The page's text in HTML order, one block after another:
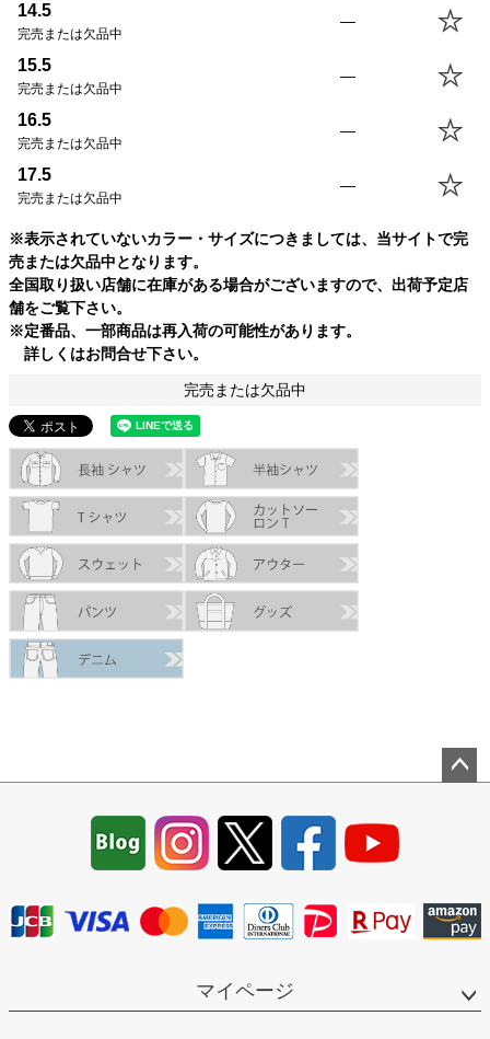
SIZE
13.5(XS)
67.0cm
14.5(S)
15.5(M)
73.0cm
16.5(L)
17.5(XL)
79.0cm
18.5(USM)
19.5(USL) 82.0cm
14.5
完売または欠品中
—
15.5
完売または欠品中
—
16.5
完売または欠品中
—
17.5
完売または欠品中
—
※表示されていないカラー・サイズにつきましては、当サイトで完
売または欠品中となります。
全国取り扱い店舗に在庫がある場合がございますので、出荷予定店
舗をご覧下さい。
※定番品、一部商品は再入荷の可能性があります。
詳しくはお問合せ下さい。
完売または欠品中
マイページ